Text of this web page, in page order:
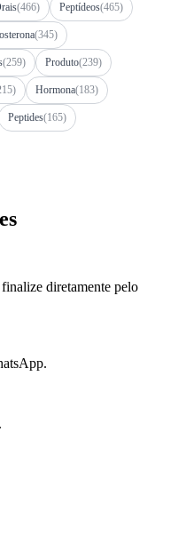
(466) Peptídeos(465)
(345)
(259) Produto(239)
Hormona(183)
Peptides(165)
diretamente pelo